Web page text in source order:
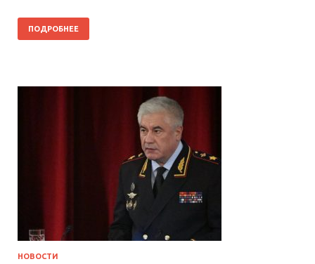
ПОДРОБНЕЕ
НОВОСТИ